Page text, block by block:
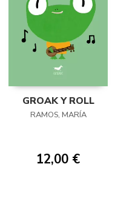
GROAK Y ROLL
RAMOS, MARÍA
12,00 €